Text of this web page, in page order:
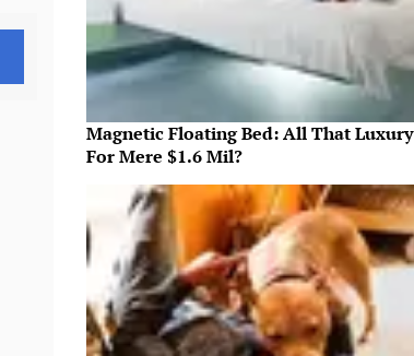
Magnetic Floating Bed: All That Luxury
For Mere $1.6 Mil?